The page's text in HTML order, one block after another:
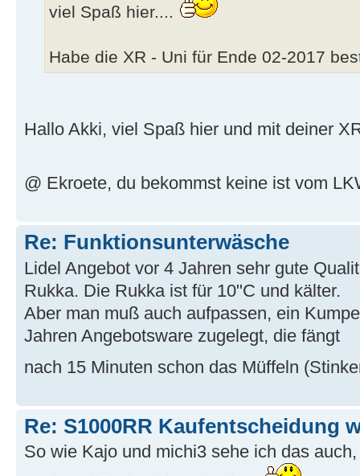
viel Spaß hier....
Habe die XR - Uni für Ende 02-2017
Hallo Akki, viel Spaß hier und mit deiner
@ Ekroete, du bekommst keine ist vom
Re: Funktionsunterwäsche
Lidel Angebot vor 4 Jahren sehr gute
Rukka. Die Rukka ist für 10"C und kälter.
Aber man muß auch aufpassen, ein
Jahren Angebotsware zugelegt, die fängt
nach 15 Minuten schon das Müffeln
Re: S1000RR Kaufentscheidung
So wie Kajo und michi3 sehe ich das